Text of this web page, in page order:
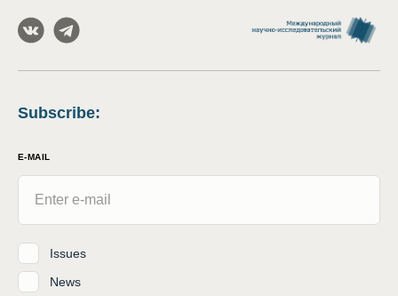
Subscribe:
E-MAIL
Issues
News